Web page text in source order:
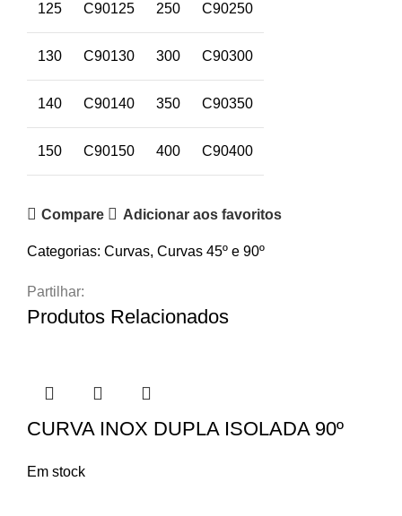
125 C90125 250 C90250
130 C90130 300 C90300
140 C90140 350 C90350
150 C90150 400 C90400
Compare Adicionar aos favoritos
Categorias: Curvas, Curvas 45º e 90º
Partilhar:
Produtos Relacionados
CURVA INOX DUPLA ISOLADA 90º
Em stock